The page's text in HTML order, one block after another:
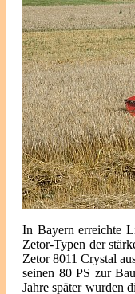
In Bayern erreichte
Zetor-Typen der
Zetor 8011 Crystal
seinen 80 PS zur
Jahre später wurden